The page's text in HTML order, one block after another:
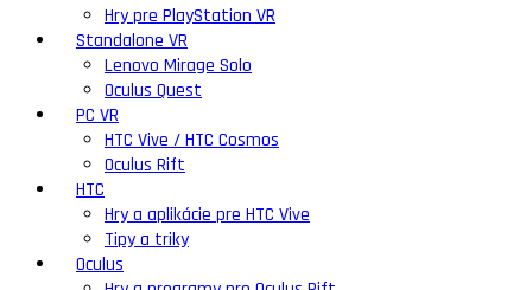
Hry pre PlayStation VR
Standalone VR
Lenovo Mirage Solo
Oculus Quest
PC VR
HTC Vive / HTC Cosmos
Oculus Rift
HTC
Hry a aplikácie pre HTC Vive
Tipy a triky
Oculus